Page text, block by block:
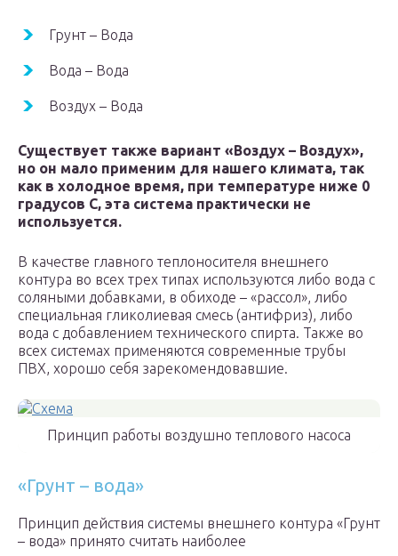
Грунт – Вода
Вода – Вода
Воздух – Вода
Существует также вариант «Воздух – Воздух»,
но он мало применим для нашего климата, так
как в холодное время, при температуре ниже 0
градусов С, эта система практически не
используется.
В качестве главного теплоносителя внешнего
контура во всех трех типах используются либо вода с
соляными добавками, в обиходе – «рассол», либо
специальная гликолиевая смесь (антифриз), либо
вода с добавлением технического спирта. Также во
всех системах применяются современные трубы
ПВХ, хорошо себя зарекомендовавшие.
Принцип работы воздушно теплового насоса
«Грунт – вода»
Принцип действия системы внешнего контура «Грунт
– вода» принято считать наиболее